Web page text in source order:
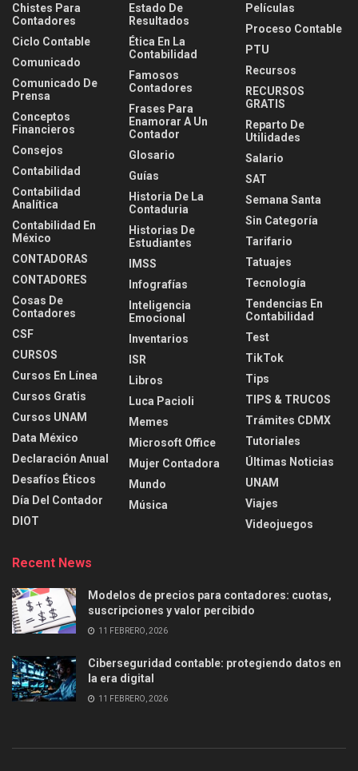
Chistes Para
Contadores
Ciclo Contable
Comunicado
Comunicado De
Prensa
Conceptos
Financieros
Consejos
Contabilidad
Contabilidad
Analítica
Contabilidad En
México
CONTADORAS
CONTADORES
Cosas De
Contadores
CSF
CURSOS
Cursos En Línea
Cursos Gratis
Cursos UNAM
Data México
Declaración Anual
Desafíos Éticos
Día Del Contador
DIOT
Estado De
Resultados
Ética En La
Contabilidad
Famosos
Contadores
Frases Para
Enamorar A Un
Contador
Glosario
Guías
Historia De La
Contaduria
Historias De
Estudiantes
IMSS
Infografías
Inteligencia
Emocional
Inventarios
ISR
Libros
Luca Pacioli
Memes
Microsoft Office
Mujer Contadora
Mundo
Música
Películas
Proceso Contable
PTU
Recursos
RECURSOS
GRATIS
Reparto De
Utilidades
Salario
SAT
Semana Santa
Sin Categoría
Tarifario
Tatuajes
Tecnología
Tendencias En
Contabilidad
Test
TikTok
Tips
TIPS & TRUCOS
Trámites CDMX
Tutoriales
Últimas Noticias
UNAM
Viajes
Videojuegos
Recent News
Modelos de precios para contadores: cuotas,
suscripciones y valor percibido
11 FEBRERO, 2026
Ciberseguridad contable: protegiendo datos en
la era digital
11 FEBRERO, 2026